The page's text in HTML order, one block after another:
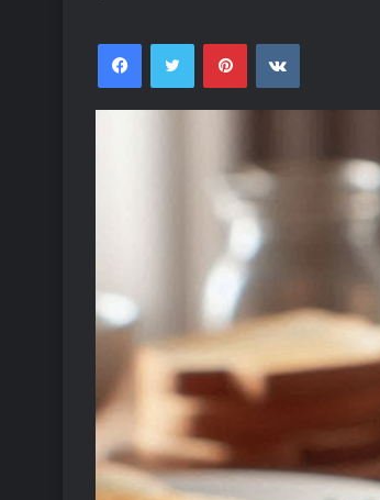
FacebookTwitter PinterestVKontakte